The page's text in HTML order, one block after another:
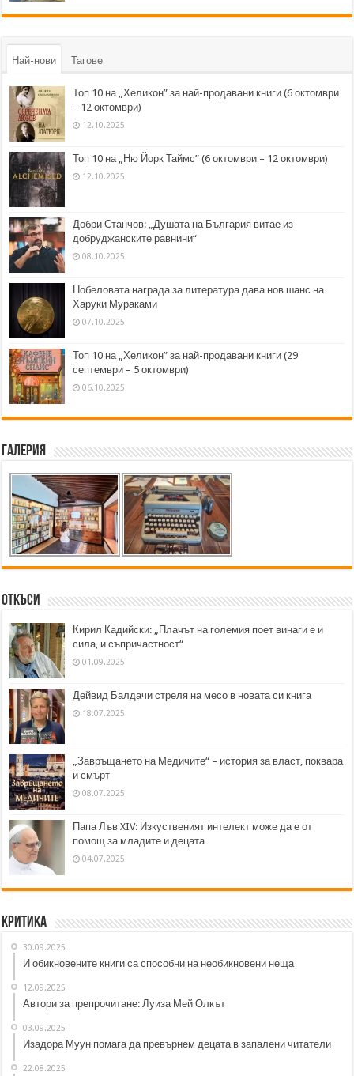
Най-нови Тагове
Топ 10 на „Хеликон” за най-продавани книги (6 октомври
– 12 октомври)
12.10.2025
Топ 10 на „Ню Йорк Таймс” (6 октомври – 12 октомври)
12.10.2025
Добри Станчов: „Душата на България витае из
добруджанските равнини“
08.10.2025
Нобеловата награда за литература дава нов шанс на
Харуки Мураками
07.10.2025
Топ 10 на „Хеликон” за най-продавани книги (29
септември – 5 октомври)
06.10.2025
Галерия
Откъси
Кирил Кадийски: „Плачът на големия поет винаги е и
сила, и съпричастност“
01.09.2025
Дейвид Балдачи стреля на месо в новата си книга
18.07.2025
„Завръщането на Медичите“ – история за власт, поквара
и смърт
08.07.2025
Папа Лъв XIV: Изкуственият интелект може да е от
помощ за младите и децата
04.07.2025
Критика
30.09.2025
И обикновените книги са способни на необикновени неща
12.09.2025
Автори за препрочитане: Луиза Мей Олкът
03.09.2025
Изадора Муун помага да превърнем децата в запалени читатели
22.08.2025